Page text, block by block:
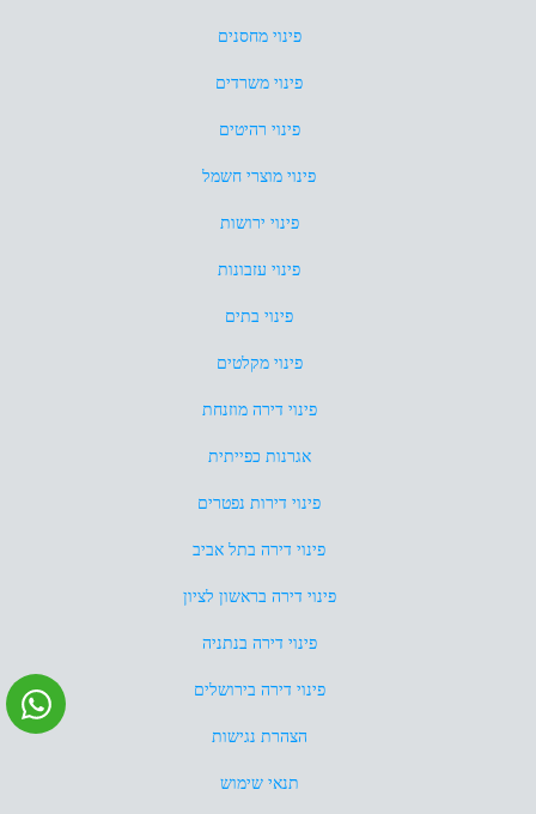
פינוי מחסנים
פינוי משרדים
פינוי רהיטים
פינוי מוצרי חשמל
פינוי ירושות
פינוי עזבונות
פינוי בתים
פינוי מקלטים
פינוי דירה מוזנחת
אגרנות כפייתית
פינוי דירות נפטרים
פינוי דירה בתל אביב
פינוי דירה בראשון לציון
פינוי דירה בנתניה
פינוי דירה בירושלים
הצהרת נגישות
תנאי שימוש